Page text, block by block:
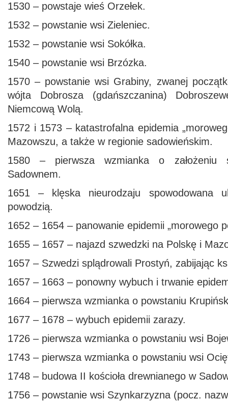
1530 – powstaje wieś Orzełek.
1532 – powstanie wsi Zieleniec.
1532 – powstanie wsi Sokółka.
1540 – powstanie wsi Brzózka.
1570 – powstanie wsi Grabiny, zwanej
wójta Dobrosza (gdańszczanina)
Niemcową Wolą.
1572 i 1573 – katastrofalna epidemia
Mazowszu, a także w regionie sadowieńskim.
1580 – pierwsza wzmianka o założeniu
Sadownem.
1651 – klęska nieurodzaju spowodowana
powodzią.
1652 – 1654 – panowanie epidemii „morowego
1655 – 1657 – najazd szwedzki na Polskę i
1657 – Szwedzi splądrowali Prostyń, zabijając
1657 – 1663 – ponowny wybuch i trwanie
1664 – pierwsza wzmianka o powstaniu
1677 – 1678 – wybuch epidemii zarazy.
1726 – pierwsza wzmianka o powstaniu wsi
1743 – pierwsza wzmianka o powstaniu wsi
1748 – budowa II kościoła drewnianego w
1756 – powstanie wsi Szynkarzyzna (pocz.